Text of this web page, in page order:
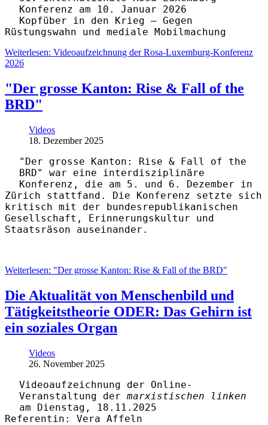
Konferenz am 10. Januar 2026
Kopfüber in den Krieg – Gegen
Rüstungswahn und mediale Mobilmachung
Weiterlesen: Videoaufzeichnung der Rosa-Luxemburg-Konferenz
2026
"Der grosse Kanton: Rise & Fall of the
BRD"
Videos
18. Dezember 2025
"Der grosse Kanton: Rise & Fall of the
BRD" war eine interdisziplinäre
Konferenz, die am 5. und 6. Dezember in
Zürich stattfand. Die Konferenz setzte sich
kritisch mit der bundesrepublikanischen
Gesellschaft, Erinnerungskultur und
Staatsräson auseinander.
Weiterlesen: "Der grosse Kanton: Rise & Fall of the BRD"
Die Aktualität von Menschenbild und
Tätigkeitstheorie ODER: Das Gehirn ist
ein soziales Organ
Videos
26. November 2025
Videoaufzeichnung der Online-
Veranstaltung der marxistischen linken
am Dienstag, 18.11.2025
Referentin: Vera Affeln